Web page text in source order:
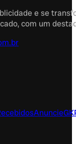
e se
com um
Anuncie